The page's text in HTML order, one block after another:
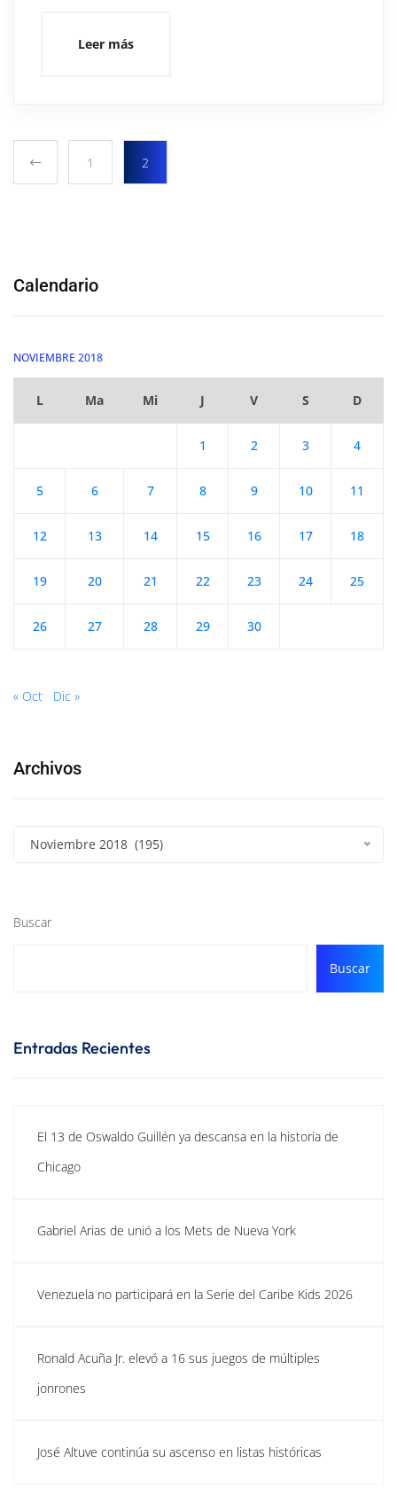
Leer más
1 2
Calendario
NOVIEMBRE 2018
L Ma Mi J V S D
1 2 3 4
5 6 7 8 9 10 11
12 13 14 15 16 17 18
19 20 21 22 23 24 25
26 27 28 29 30
« Oct Dic »
Archivos
Noviembre 2018 (195)
Buscar
Buscar
Entradas Recientes
El 13 de Oswaldo Guillén ya descansa en la historia de
Chicago
Gabriel Arias de unió a los Mets de Nueva York
Venezuela no participará en la Serie del Caribe Kids 2026
Ronald Acuña Jr. elevó a 16 sus juegos de múltiples
jonrones
José Altuve continúa su ascenso en listas históricas